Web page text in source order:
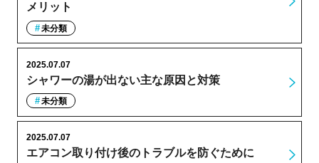
メリット
未分類
シャワーの湯が出ない主な原因と対策
2025.07.07
未分類
エアコン取り付け後のトラブルを防ぐために
2025.07.07